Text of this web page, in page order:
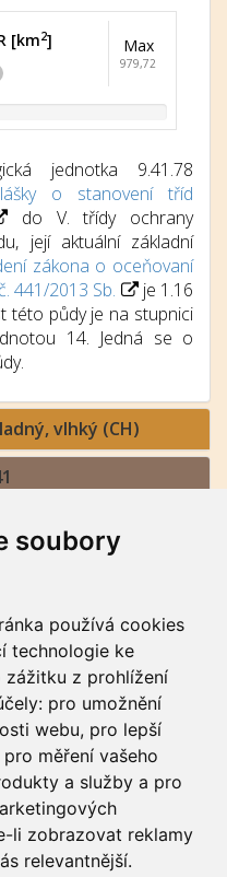
soubory
používá cookies
technologie ke
zážitku z prohlížení
pro umožnění
webu, pro lepší
pro měření vašeho
a služby a pro
li zobrazovat reklamy
relevantnější.
[km2] Max
979,72
jednotka 9.41.78
o stanovení tříd
do V. třídy ochrany
její aktuální základní
zákona o oceňovaní
441/2013 Sb.
je 1.16
této půdy je na stupnici
14. Jedná se o
vlhký (CH)
7 - výrazný sklon / sever
půdy:
/ půda hluboká,
mělká
zemědělské
PDF